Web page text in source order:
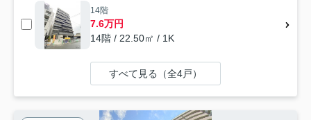
14階
7.6万円
14階 / 22.50㎡ / 1K
すべて見る（全4戸）